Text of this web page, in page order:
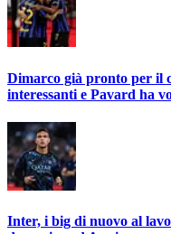
Dimarco già pronto per il
interessanti e Pavard ha
Inter, i big di nuovo al